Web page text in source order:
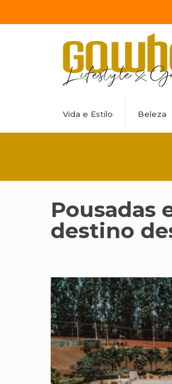
Vida e Estilo Beleza
Pousadas
destino